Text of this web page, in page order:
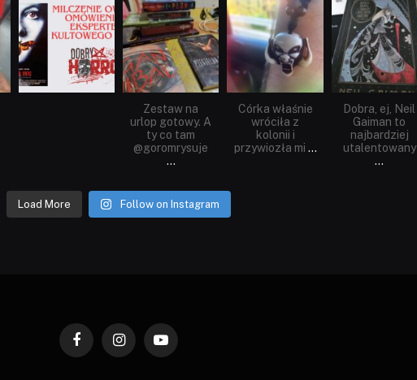
dobryhorror
Sie 19
dobryhorror
Lip 31
Zestaw na
urlop gotowy. A
ty co tam
@goromrysuje
...
dobryhorror
Lip 14
Córka właśnie
wróciła z
kolonii i
przywiozła mi ...
dobryhorror
Cze 16
Dobra, ej, Neil
Gaiman to
najbardziej
utalentowany
...
Load More Follow on Instagram
FacebookInstagramYouTube